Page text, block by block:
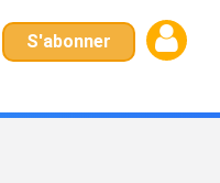
S'abonner